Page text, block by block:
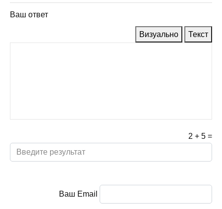
Ваш ответ
Визуально Текст
2 + 5 =
Ваш Email